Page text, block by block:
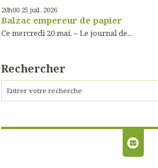
20h00 25 juil. 2026
Balzac empereur de papier
Ce mercredi 20 mai. – Le journal de...
Rechercher